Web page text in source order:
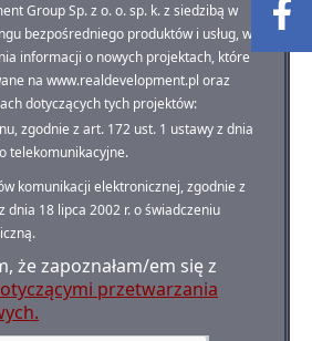
Group Sp. z o. o. sp. k. z siedzibą w
bezpośredniego produktów i usług, w
informacji o nowych projektach, które
na www.realdevelopment.pl oraz
dotyczących tych projektów:
zgodnie z art. 172 ust. 1 ustawy z dnia
telekomunikacyjne.
komunikacji elektronicznej, zgodnie z
dnia 18 lipca 2002 r. o świadczeniu
że zapoznałam/em się z
przetwarzania